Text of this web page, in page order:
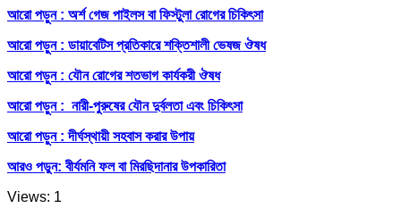
আরো পড়ুন : অর্শ গেজ পাইলস বা ফিস্টুলা রোগের চিকিৎসা
আরো পড়ুন : ডায়াবেটিস প্রতিকারে শক্তিশালী ভেষজ ঔষধ
আরো পড়ুন : যৌন রোগের শতভাগ কার্যকরী ঔষধ
আরো পড়ুন : নারী-পুরুষের যৌন দুর্বলতা এবং চিকিৎসা
আরো পড়ুন : দীর্ঘস্থায়ী সহবাস করার উপায়
আরও পড়ুন: বীর্যমনি ফল বা মিরছিদানার উপকারিতা
Views: 1